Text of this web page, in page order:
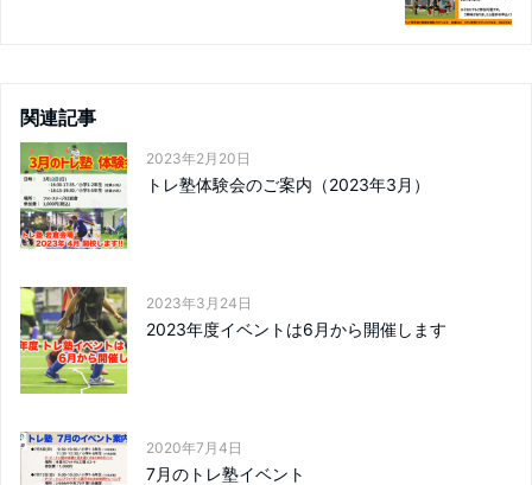
関連記事
2023年2月20日
トレ塾体験会のご案内（2023年3月）
2023年3月24日
2023年度イベントは6月から開催します
2020年7月4日
7月のトレ塾イベント